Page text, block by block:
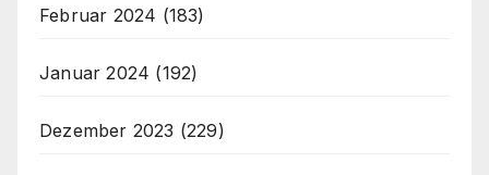
Februar 2024 (183)
Januar 2024 (192)
Dezember 2023 (229)